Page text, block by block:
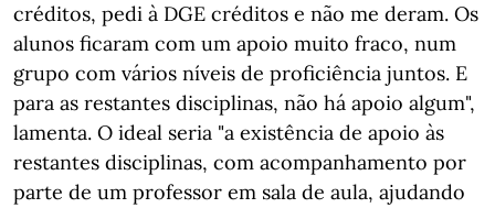
créditos, pedi à DGE créditos e não me deram. Os
alunos ficaram com um apoio muito fraco, num
grupo com vários níveis de proficiência juntos. E
para as restantes disciplinas, não há apoio algum",
lamenta. O ideal seria "a existência de apoio às
restantes disciplinas, com acompanhamento por
parte de um professor em sala de aula, ajudando